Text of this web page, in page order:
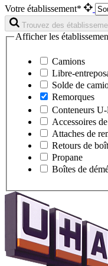
Votre établissement*
Trouvez des
Afficher les
Camions
Libre-
Solde de
Remorques
Conteneurs
Accessoires
Attaches de
Retours de
Propane
Boîtes de